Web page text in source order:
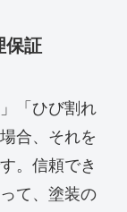
保証
「ひび割れ
合、それを
。信頼でき
て、塗装の